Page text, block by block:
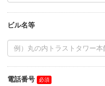
ビル名等
電話番号